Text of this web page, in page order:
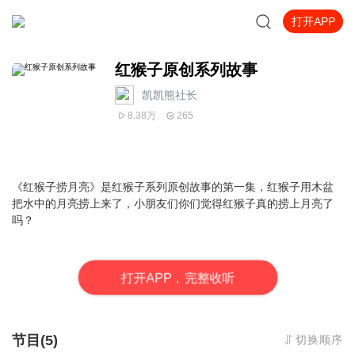
打开APP
红猴子原创系列故事
凯凯熊社长
8.38万 265
《红猴子捞月亮》是红猴子系列原创故事的第一集，红猴子用木盆
把水中的月亮捞上来了，小朋友们你们觉得红猴子真的捞上月亮了
吗？
打开APP，完整收听
节目(5) 切换顺序